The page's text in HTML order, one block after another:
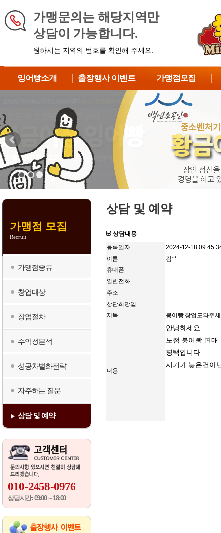
가맹문의는 해당지역만
상담이 가능합니다.
원하시는 지역의 번호를 확인해 주세요.
잉어빵소개
납품과정
제조방법
출장행사 이벤트
대형이벤트
중형이벤트
DIY이벤트
BIG이벤트
가맹점모집
가맹점종류
창업대상
창업절차
수익성분석
성공차별화전략
자주하는질문
가맹점 모집
Recruit
가맹점종류
창업대상
창업절차
수익성분석
성공차별화전략
자주하는 질문
상담 및 예약
010-2458-0976
상담시간: 09:00 ~ 18:00
상담 및 예약
상담내용
등록일자
2024-12-18
이름
김**
휴대폰
일반전화
주소
상담희망일
제목
붕어빵 창업도와주
내용
안녕하세요
노점 붕어빵 판
평택입니다
시기가 늦은건아